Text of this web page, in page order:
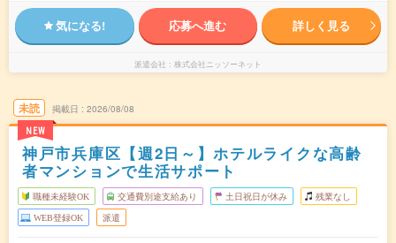
気になる! 応募へ進む 詳しく見る
派遣会社 株式会社ニッソーネット
未読
NEW
掲載日 2026/08/08
神戸市兵庫区【週2日～】ホテルライクな高齢
者マンションで生活サポート
職種未経験OK 交通費別途支給あり 土日祝日が休み 残業なし
WEB登録OK 派遣